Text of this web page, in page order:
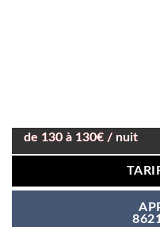
de 130 à 130€ / nuit